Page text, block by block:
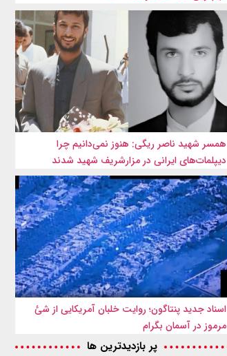
همسر شهید ناصر ریگی: هنوز نمی‌دانیم چرا
دیپلمات‌های ایرانی در مزارشریف شهید شدند
اسناد جدید پنتاگون؛ روایت خلبان آمریکایی از شئ
مرموز در آسمان بگرام
پر بازدیدترین ها